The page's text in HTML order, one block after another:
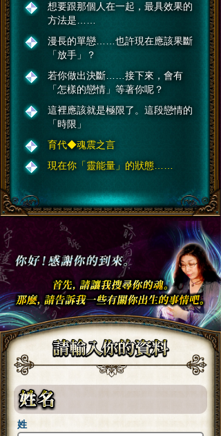
想要跟那個人在一起，最具效果的
方法是……
漫長的單戀……也許現在應該果斷
「放手」？
若你做出決斷……接下來，會有
「怎樣的戀情」等著你呢？
這裡應該就是極限了。這段戀情的
「時限」
育代◆魂震之言
現在你「靈能量」的狀態……
姓